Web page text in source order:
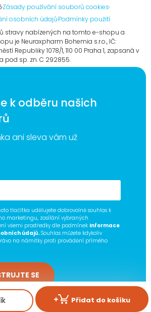
Přidat do košíku
Zásady používání souborů cookies
osobních údajůPodmínky použití​
stravy nabízených na tomto e-shopu a
je Neuraxpharm Bohemia s.r.o., IČ:
Republiky 1078/1, 110 00 Praha 1, zapsaná v
pod sp. zn. C 292855.​
k odběru našich
ani sleva vám už
tlačítka udělujete dobrovolně souhlas k
marketingu, zasílání vybraných
všemi prostředky dle podmínek Informace
údajů.Souhlas můžete kdykoliv
na námitky proti provádění přímého